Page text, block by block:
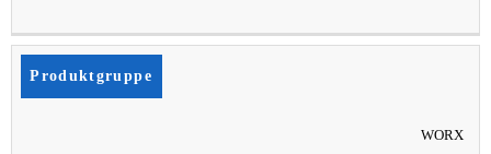
Produktgruppe
WORX